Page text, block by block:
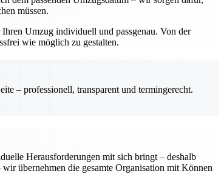
müssen.
Umzug individuell und passgenau. Von der
wie möglich zu gestalten.
– professionell, transparent und termingerecht.
Herausforderungen mit sich bringt – deshalb
übernehmen die gesamte Organisation mit Können